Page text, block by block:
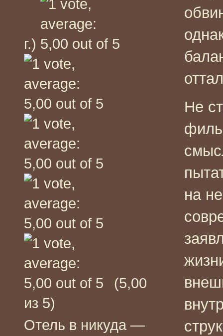
г.)
(5,00
из 5)
Отель в никуда —
Не
на